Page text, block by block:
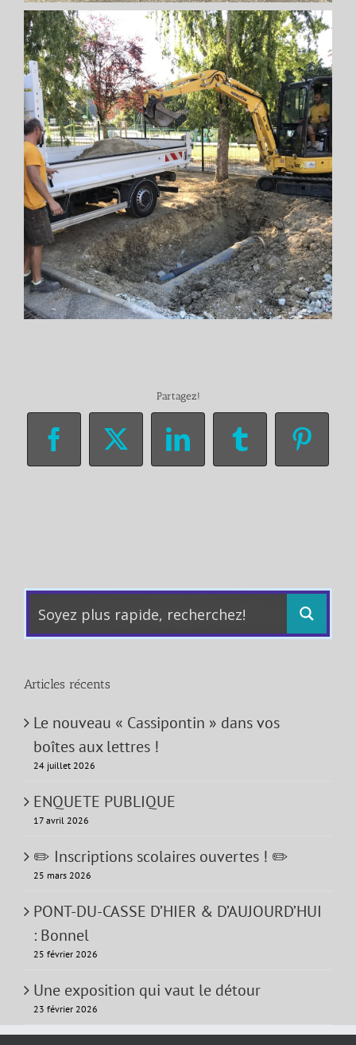
Partagez!
Facebook
X LinkedInTumblr
Articles récents
Le nouveau « Cassipontin » dans vos
boîtes aux lettres !
24 juillet 2026
ENQUETE PUBLIQUE
17 avril 2026
✏️ Inscriptions scolaires ouvertes ! ✏️
25 mars 2026
PONT-DU-CASSE D’HIER & D’AUJOURD’HUI
: Bonnel
25 février 2026
Une exposition qui vaut le détour
23 février 2026